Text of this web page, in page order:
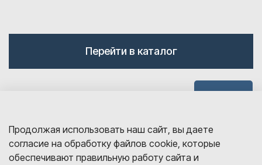
Перейти в каталог
Продолжая использовать наш сайт, вы даете
согласие на обработку файлов cookie, которые
обеспечивают правильную работу сайта и